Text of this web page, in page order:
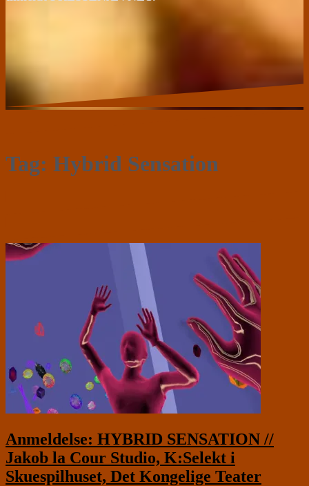
Tag: Hybrid Sensation
Anmeldelse: HYBRID SENSATION //
Jakob la Cour Studio, K:Selekt i
Skuespilhuset, Det Kongelige Teater